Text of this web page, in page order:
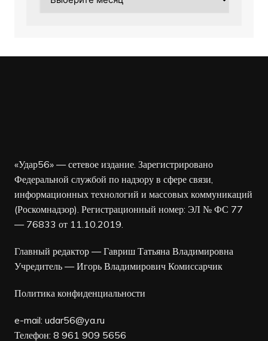
«Удар56» — сетевое издание. Зарегистрировано
Федеральной службой по надзору в сфере связи,
информационных технологий и массовых коммуникаций
(Роскомнадзор). Регистрационный номер: ЭЛ № ФС 77
— 76833 от 11.10.2019.
Главный редактор — Гавриш Татьяна Владимировна
Учредитель — Игорь Владимирович Комиссарчик
Политика конфиденциальности
e-mail: udar56@ya.ru
Телефон: 8 961 909 5656